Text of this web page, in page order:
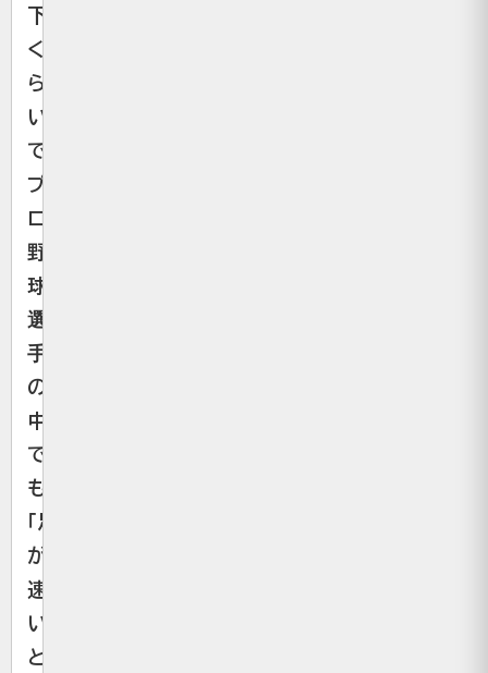
下
く
ら
い
で、
プ
ロ
野
球
選
手
の
中
で
も
「足
が
速
い」
と